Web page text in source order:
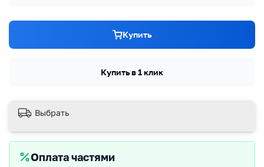
Купить
Купить в 1 клик
Выбрать
Оплата частями